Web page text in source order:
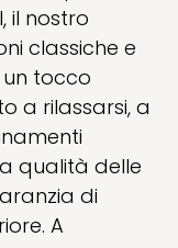
il nostro
classiche e
tocco
a rilassarsi, a
qualità delle
di
A